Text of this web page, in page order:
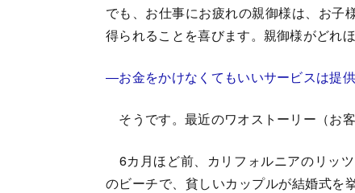
でも、お仕事にお疲れの親御様は、お子
得られることを喜びます。親御様がどれ
―お金をかけなくてもいいサービスは提
そうです。最近のワオストーリー（お
6カ月ほど前、カリフォルニアのリッ
のビーチで、貧しいカップルが結婚式を